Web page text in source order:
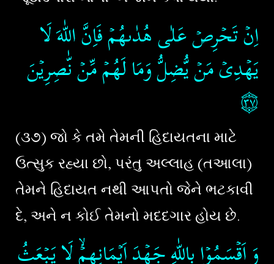
اِنۡ تَحۡرِصۡ عَلٰى هُدٰٮهُمۡ فَاِنَّ اللّٰهَ لَا
يَهۡدِىۡ مَنۡ يُّضِلُّ​ وَمَا لَهُمۡ مِّنۡ نّٰصِرِيۡنَ‏
۝٣٧
(૩૭) જો કે તમે તેમની હિદાયતના માટે
ઉત્સુક રહ્યા છો, પરંતુ અલ્લાહ (તઆલા)
તેમને હિદાયત નથી આપતો જેને ભટકાવી
દે, અને ન કોઈ તેમનો મદદગાર હોય છે.
وَ اَقۡسَمُوۡا بِاللّٰهِ جَهۡدَ اَيۡمَانِهِمۡ​ۙ لَا يَبۡعَثُ